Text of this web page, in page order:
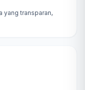
yang transparan,